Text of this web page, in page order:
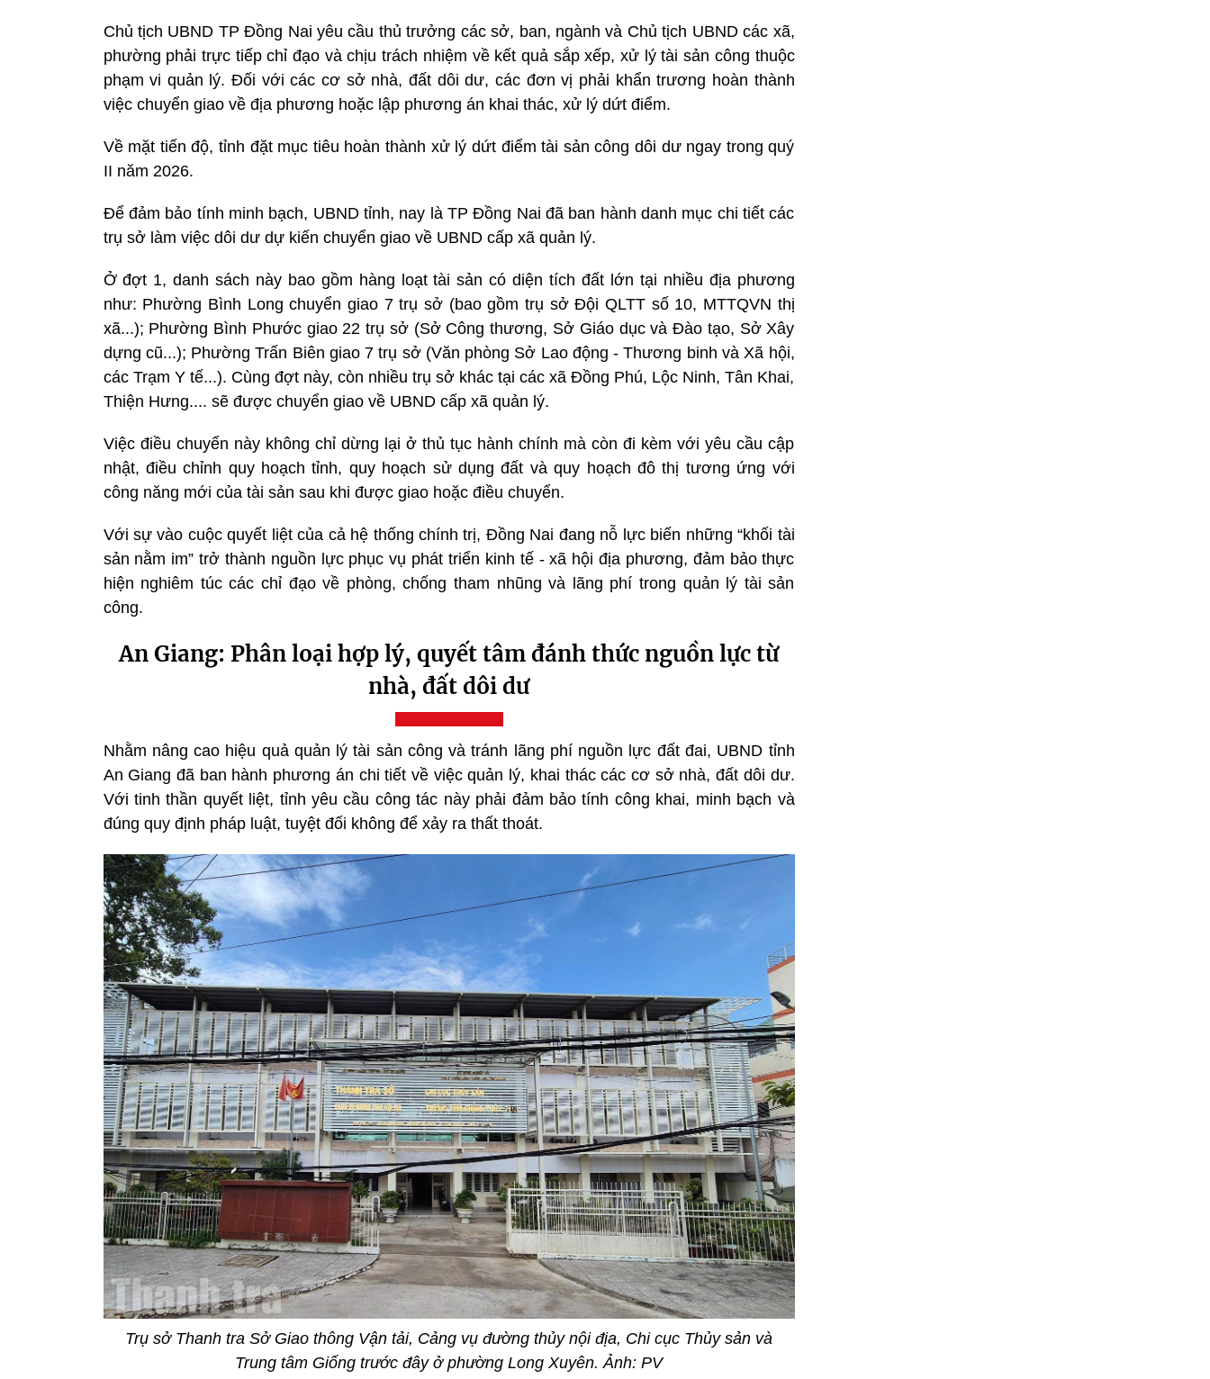
Chủ tịch UBND TP Đồng Nai yêu cầu thủ trưởng các sở, ban, ngành và Chủ tịch UBND các xã,
phường phải trực tiếp chỉ đạo và chịu trách nhiệm về kết quả sắp xếp, xử lý tài sản công thuộc
phạm vi quản lý. Đối với các cơ sở nhà, đất dôi dư, các đơn vị phải khẩn trương hoàn thành
việc chuyển giao về địa phương hoặc lập phương án khai thác, xử lý dứt điểm.
Về mặt tiến độ, tỉnh đặt mục tiêu hoàn thành xử lý dứt điểm tài sản công dôi dư ngay trong quý
II năm 2026.
Để đảm bảo tính minh bạch, UBND tỉnh, nay là TP Đồng Nai đã ban hành danh mục chi tiết các
trụ sở làm việc dôi dư dự kiến chuyển giao về UBND cấp xã quản lý.
Ở đợt 1, danh sách này bao gồm hàng loạt tài sản có diện tích đất lớn tại nhiều địa phương
như: Phường Bình Long chuyển giao 7 trụ sở (bao gồm trụ sở Đội QLTT số 10, MTTQVN thị
xã...); Phường Bình Phước giao 22 trụ sở (Sở Công thương, Sở Giáo dục và Đào tạo, Sở Xây
dựng cũ...); Phường Trấn Biên giao 7 trụ sở (Văn phòng Sở Lao động - Thương binh và Xã hội,
các Trạm Y tế...). Cùng đợt này, còn nhiều trụ sở khác tại các xã Đồng Phú, Lộc Ninh, Tân Khai,
Thiện Hưng.... sẽ được chuyển giao về UBND cấp xã quản lý.
Việc điều chuyển này không chỉ dừng lại ở thủ tục hành chính mà còn đi kèm với yêu cầu cập
nhật, điều chỉnh quy hoạch tỉnh, quy hoạch sử dụng đất và quy hoạch đô thị tương ứng với
công năng mới của tài sản sau khi được giao hoặc điều chuyển.
Với sự vào cuộc quyết liệt của cả hệ thống chính trị, Đồng Nai đang nỗ lực biến những “khối tài
sản nằm im” trở thành nguồn lực phục vụ phát triển kinh tế - xã hội địa phương, đảm bảo thực
hiện nghiêm túc các chỉ đạo về phòng, chống tham nhũng và lãng phí trong quản lý tài sản
công.
An Giang: Phân loại hợp lý, quyết tâm đánh thức nguồn lực từ
nhà, đất dôi dư
Nhằm nâng cao hiệu quả quản lý tài sản công và tránh lãng phí nguồn lực đất đai, UBND tỉnh
An Giang đã ban hành phương án chi tiết về việc quản lý, khai thác các cơ sở nhà, đất dôi dư.
Với tinh thần quyết liệt, tỉnh yêu cầu công tác này phải đảm bảo tính công khai, minh bạch và
đúng quy định pháp luật, tuyệt đối không để xảy ra thất thoát.
Trụ sở Thanh tra Sở Giao thông Vận tải, Cảng vụ đường thủy nội địa, Chi cục Thủy sản và
Trung tâm Giống trước đây ở phường Long Xuyên. Ảnh: PV